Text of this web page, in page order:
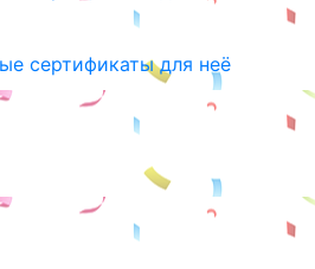
сертификаты для неё